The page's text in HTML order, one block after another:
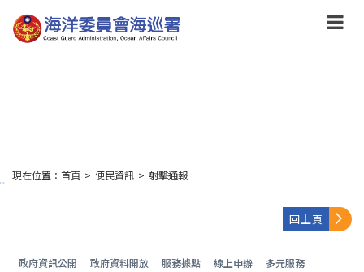
到
主
:::
現在位置： 首頁 > 便民資訊 > 射擊通報
回上頁
政府資訊公開 政府資料開放 服務據點 線上申辦 多元服務